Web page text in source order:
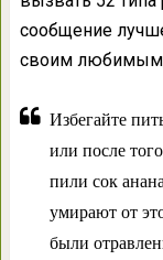
сообщение
своим любимым,
Избегайте
или после
пили сок
умирают от
были